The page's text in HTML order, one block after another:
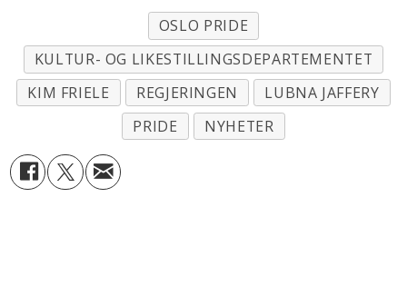
OSLO PRIDE
KULTUR- OG LIKESTILLINGSDEPARTEMENTET
KIM FRIELE
REGJERINGEN
LUBNA JAFFERY
PRIDE
NYHETER